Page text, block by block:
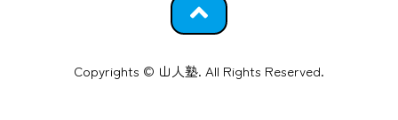
Copyrights © 山人塾. All Rights Reserved.